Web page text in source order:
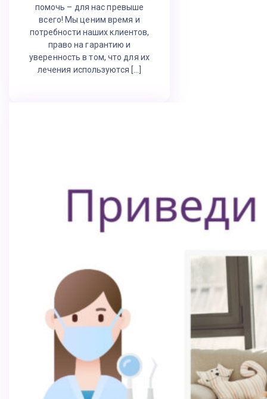
помочь – для нас превыше
всего! Мы ценим время и
потребности наших клиентов,
право на гарантию и
уверенность в том, что для их
лечения используются […]